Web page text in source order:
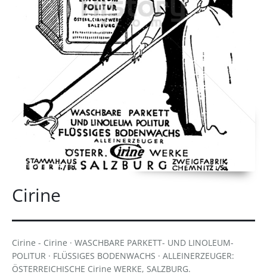
Cirine
Cirine - Cirine · WASCHBARE PARKETT- UND LINOLEUM-
POLITUR · FLÜSSIGES BODENWACHS · ALLEINERZEUGER:
ÖSTERREICHISCHE Cirine WERKE, SALZBURG.